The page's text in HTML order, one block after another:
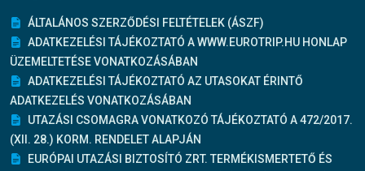
ÁLTALÁNOS SZERZŐDÉSI FELTÉTELEK (ÁSZF)
ADATKEZELÉSI TÁJÉKOZTATÓ A WWW.EUROTRIP.HU HONLAP
ÜZEMELTETÉSE VONATKOZÁSÁBAN
ADATKEZELÉSI TÁJÉKOZTATÓ AZ UTASOKAT ÉRINTŐ
ADATKEZELÉS VONATKOZÁSÁBAN
UTAZÁSI CSOMAGRA VONATKOZÓ TÁJÉKOZTATÓ A 472/2017.
(XII. 28.) KORM. RENDELET ALAPJÁN
EURÓPAI UTAZÁSI BIZTOSÍTÓ ZRT. TERMÉKISMERTETŐ ÉS